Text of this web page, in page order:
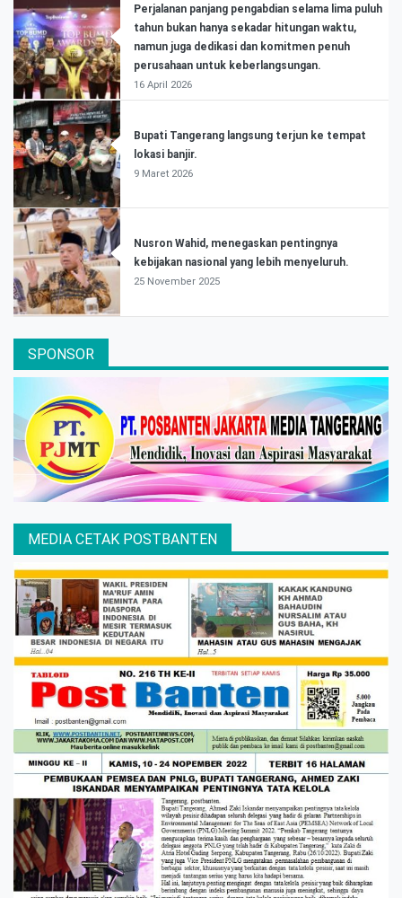
Perjalanan panjang pengabdian selama lima puluh
tahun bukan hanya sekadar hitungan waktu,
namun juga dedikasi dan komitmen penuh
perusahaan untuk keberlangsungan.
16 April 2026
Bupati Tangerang langsung terjun ke tempat
lokasi banjir.
9 Maret 2026
Nusron Wahid, menegaskan pentingnya
kebijakan nasional yang lebih menyeluruh.
25 November 2025
SPONSOR
MEDIA CETAK POSTBANTEN